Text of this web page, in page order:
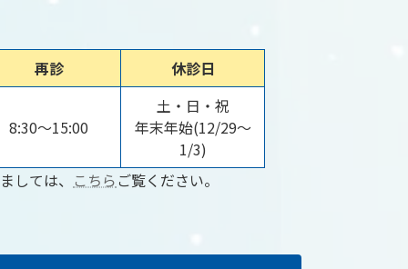
再診 休診日
8:30～15:00
土・日・祝
年末年始(12/29～
1/3)
しては、 こちら ご覧ください。